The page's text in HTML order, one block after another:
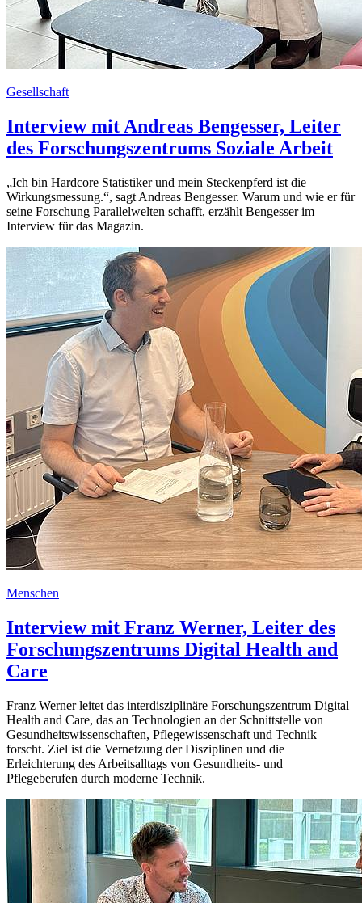
Gesellschaft
Interview mit Andreas Bengesser, Leiter
des Forschungszentrums Soziale Arbeit
„Ich bin Hardcore Statistiker und mein Steckenpferd ist die
Wirkungsmessung.“, sagt Andreas Bengesser. Warum und wie er für
seine Forschung Parallelwelten schafft, erzählt Bengesser im
Interview für das Magazin.
Menschen
Interview mit Franz Werner, Leiter des
Forschungszentrums Digital Health and
Care
Franz Werner leitet das interdisziplinäre Forschungszentrum Digital
Health and Care, das an Technologien an der Schnittstelle von
Gesundheitswissenschaften, Pflegewissenschaft und Technik
forscht. Ziel ist die Vernetzung der Disziplinen und die
Erleichterung des Arbeitsalltags von Gesundheits- und
Pflegeberufen durch moderne Technik.